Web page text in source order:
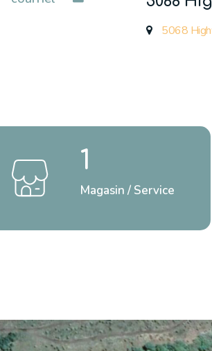
5068
1
Magasin / Service